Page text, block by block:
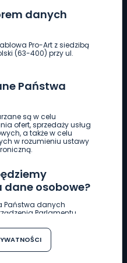
danych
Pro-Art z siedzibą
(63-400) przy ul.
Państwa
są w celu
ofert, sprzedaży usług
a także w celu
w rozumieniu ustawy
dane osobowe?
Państwa danych
Parlamentu
w związku z
w sprawie
oraz uchylenia